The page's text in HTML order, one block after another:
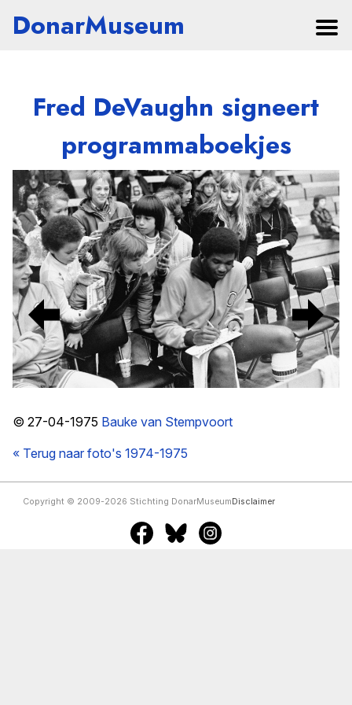
DonarMuseum
Fred DeVaughn signeert
programmaboekjes
© 27-04-1975 Bauke van Stempvoort
« Terug naar foto's 1974-1975
Copyright © 2009-2026 Stichting DonarMuseum Disclaimer